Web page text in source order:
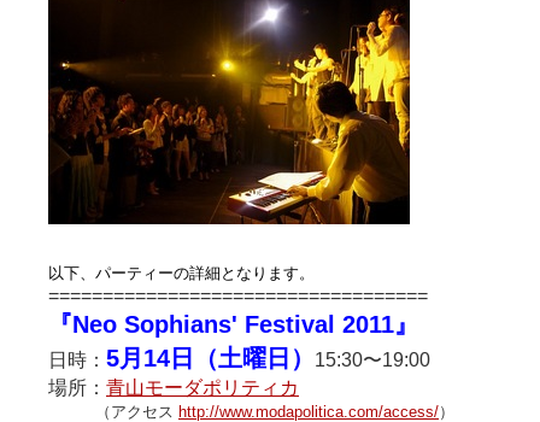
以下、パーティーの詳細となります。
===================================
『Neo Sophians' Festival 2011』
日時： 5月14日（土曜日）
15:30〜19:00
場所： 青山モーダポリティカ
（アクセス http://www.modapolitica.com/access/）